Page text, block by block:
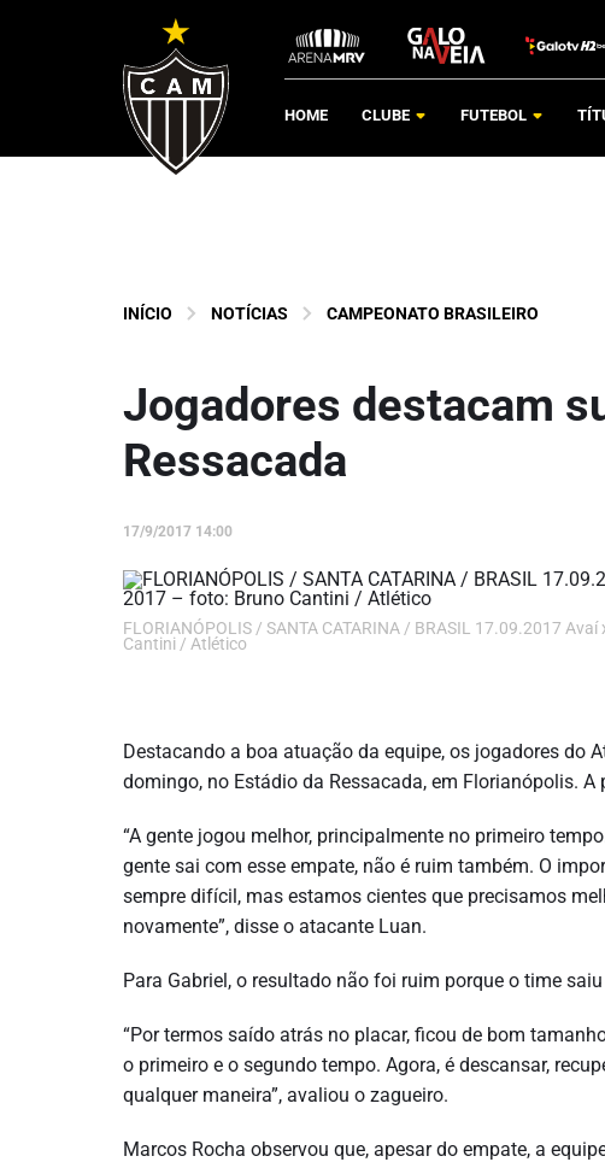
HOME CLUBE FUTEBOL
INÍCIO NOTÍCIAS CAMPEONATO BRASILEIRO
Jogadores destacam
Ressacada
17/9/2017 14:00
FLORIANÓPOLIS / SANTA CATARINA / BRASIL 17.09.2017
Cantini / Atlético
Destacando a boa atuação da equipe, os jogadores do
domingo, no Estádio da Ressacada, em Florianópolis.
“A gente jogou melhor, principalmente no primeiro
gente sai com esse empate, não é ruim também. O
sempre difícil, mas estamos cientes que precisamos
novamente”, disse o atacante Luan.
Para Gabriel, o resultado não foi ruim porque o time
“Por termos saído atrás no placar, ficou de bom
o primeiro e o segundo tempo. Agora, é descansar,
qualquer maneira”, avaliou o zagueiro.
Marcos Rocha observou que, apesar do empate, a